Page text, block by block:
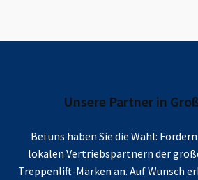
Unsere Partner in
Bei uns haben Sie die Wahl:
lokalen Vertriebspartnern der
Treppenlift-Marken an. Auf Wunsch